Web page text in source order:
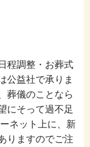
程調整・お葬式
公益社で承りま
葬儀のことなら
にそって過不足
ネット上に、新
りますのでご注